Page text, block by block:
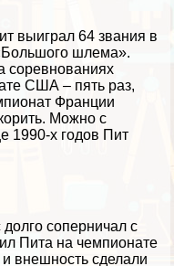
выиграл 64 звания в
шлема».
соревнованиях
США – пять раз,
Франции
Можно с
1990-х годов Пит
соперничал с
Пита на чемпионате
внешность сделали